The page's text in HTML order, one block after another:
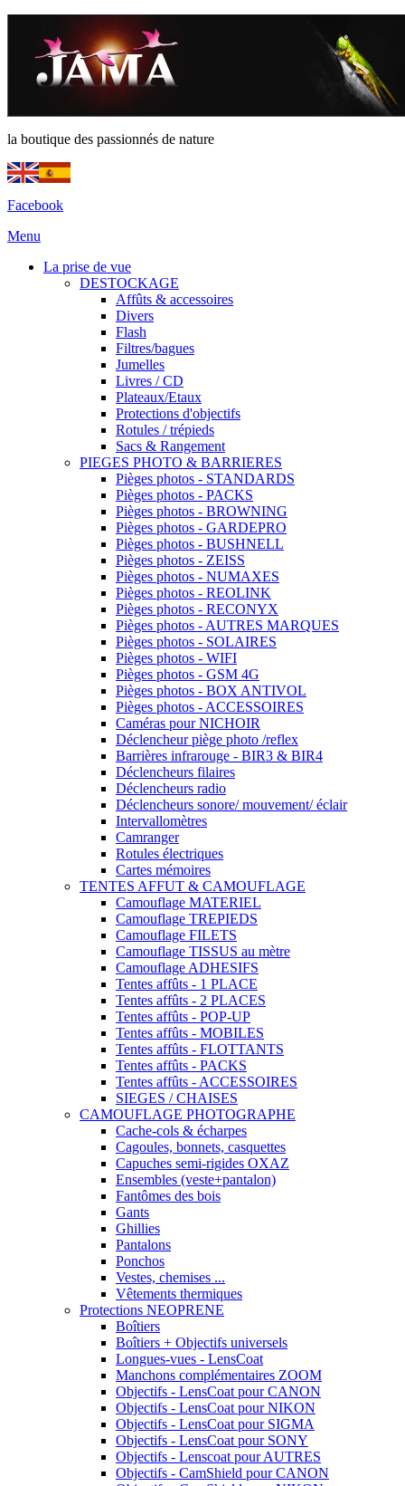
la boutique des passionnés de nature
Facebook
Menu
La prise de vue
DESTOCKAGE
Affûts & accessoires
Divers
Flash
Filtres/bagues
Jumelles
Livres / CD
Plateaux/Etaux
Protections d'objectifs
Rotules / trépieds
Sacs & Rangement
PIEGES PHOTO & BARRIERES
Pièges photos - STANDARDS
Pièges photos - PACKS
Pièges photos - BROWNING
Pièges photos - GARDEPRO
Pièges photos - BUSHNELL
Pièges photos - ZEISS
Pièges photos - NUMAXES
Pièges photos - REOLINK
Pièges photos - RECONYX
Pièges photos - AUTRES MARQUES
Pièges photos - SOLAIRES
Pièges photos - WIFI
Pièges photos - GSM 4G
Pièges photos - BOX ANTIVOL
Pièges photos - ACCESSOIRES
Caméras pour NICHOIR
Déclencheur piège photo /reflex
Barrières infrarouge - BIR3 & BIR4
Déclencheurs filaires
Déclencheurs radio
Déclencheurs sonore/ mouvement/ éclair
Intervallomètres
Camranger
Rotules électriques
Cartes mémoires
TENTES AFFUT & CAMOUFLAGE
Camouflage MATERIEL
Camouflage TREPIEDS
Camouflage FILETS
Camouflage TISSUS au mètre
Camouflage ADHESIFS
Tentes affûts - 1 PLACE
Tentes affûts - 2 PLACES
Tentes affûts - POP-UP
Tentes affûts - MOBILES
Tentes affûts - FLOTTANTS
Tentes affûts - PACKS
Tentes affûts - ACCESSOIRES
SIEGES / CHAISES
CAMOUFLAGE PHOTOGRAPHE
Cache-cols & écharpes
Cagoules, bonnets, casquettes
Capuches semi-rigides OXAZ
Ensembles (veste+pantalon)
Fantômes des bois
Gants
Ghillies
Pantalons
Ponchos
Vestes, chemises ...
Vêtements thermiques
Protections NEOPRENE
Boîtiers
Boîtiers + Objectifs universels
Longues-vues - LensCoat
Manchons complémentaires ZOOM
Objectifs - LensCoat pour CANON
Objectifs - LensCoat pour NIKON
Objectifs - LensCoat pour SIGMA
Objectifs - LensCoat pour SONY
Objectifs - Lenscoat pour AUTRES
Objectifs - CamShield pour CANON